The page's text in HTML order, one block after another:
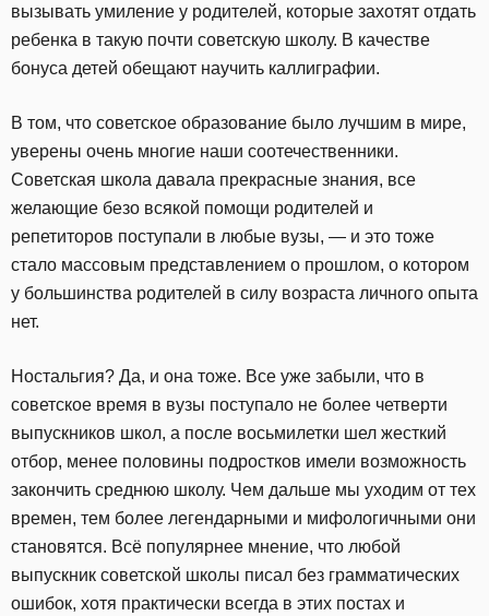
вызывать умиление у родителей, которые захотят отдать
ребенка в такую почти советскую школу. В качестве
бонуса детей обещают научить каллиграфии.
В том, что советское образование было лучшим в мире,
уверены очень многие наши соотечественники.
Советская школа давала прекрасные знания, все
желающие безо всякой помощи родителей и
репетиторов поступали в любые вузы, — и это тоже
стало массовым представлением о прошлом, о котором
у большинства родителей в силу возраста личного опыта
нет.
Ностальгия? Да, и она тоже. Все уже забыли, что в
советское время в вузы поступало не более четверти
выпускников школ, а после восьмилетки шел жесткий
отбор, менее половины подростков имели возможность
закончить среднюю школу. Чем дальше мы уходим от тех
времен, тем более легендарными и мифологичными они
становятся. Всё популярнее мнение, что любой
выпускник советской школы писал без грамматических
ошибок, хотя практически всегда в этих постах и